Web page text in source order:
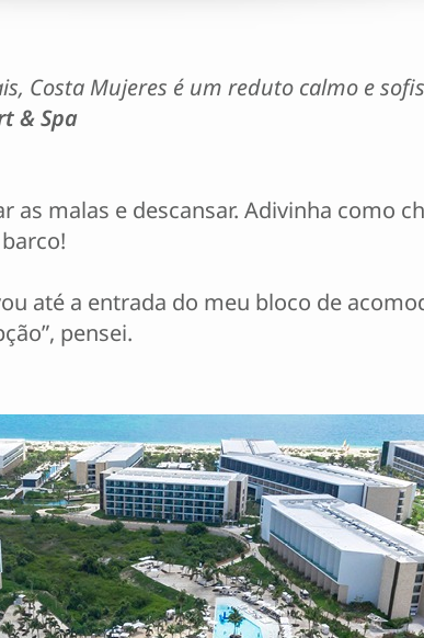
Costa Mujeres é um reduto calmo e
& Spa
malas e descansar. Adivinha como
até a entrada do meu bloco de
pensei.